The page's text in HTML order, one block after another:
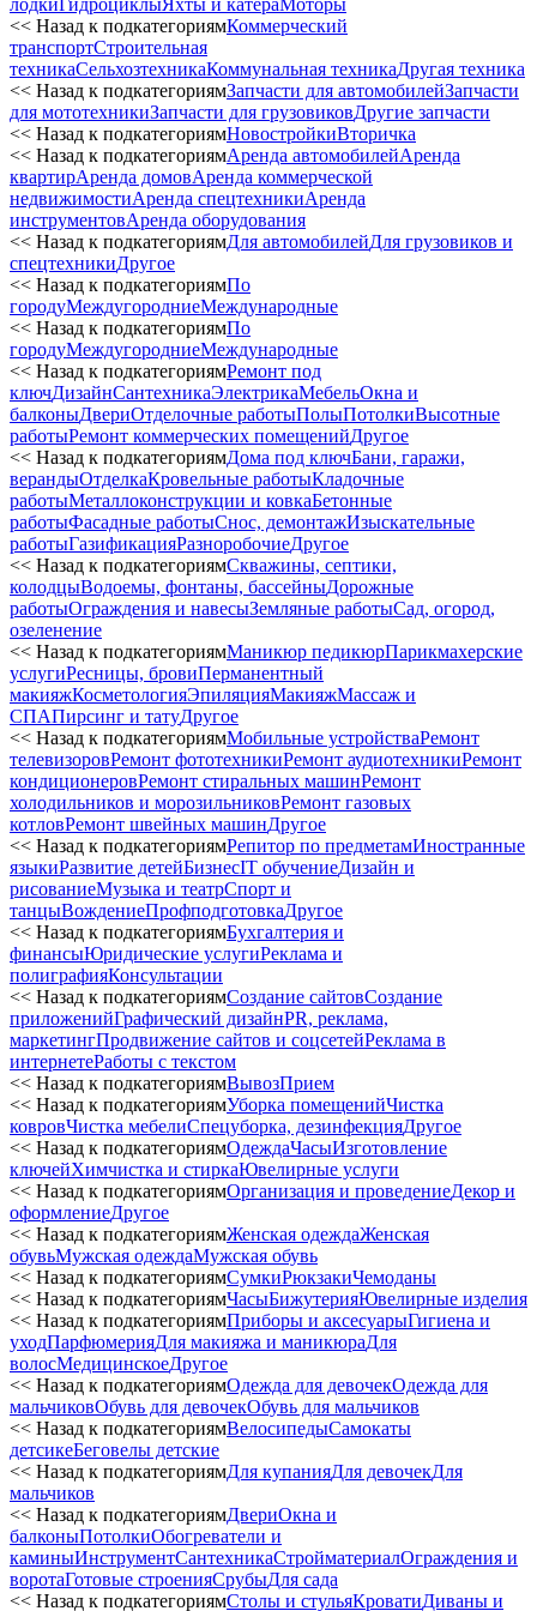
<< Назад к подкатегориямКоммерческий
транспортСтроительная
техникаСельхозтехникаКоммунальная техникаДругая техника
<< Назад к подкатегориямЗапчасти для автомобилейЗапчасти
для мототехникиЗапчасти для грузовиковДругие запчасти
<< Назад к подкатегориямНовостройкиВторичка
<< Назад к подкатегориямАренда автомобилейАренда
квартирАренда домовАренда коммерческой
недвижимостиАренда спецтехникиАренда
инструментовАренда оборудования
<< Назад к подкатегориямДля автомобилейДля грузовиков и
спецтехникиДругое
<< Назад к подкатегориямПо
городуМеждугородниеМеждународные
<< Назад к подкатегориямПо
городуМеждугородниеМеждународные
<< Назад к подкатегориямРемонт под
ключДизайнСантехникаЭлектрикаМебельОкна и
балконыДвериОтделочные работыПолыПотолкиВысотные
работыРемонт коммерческих помещенийДругое
<< Назад к подкатегориямДома под ключБани, гаражи,
верандыОтделкаКровельные работыКладочные
работыМеталлоконструкции и ковкаБетонные
работыФасадные работыСнос, демонтажИзыскательные
работыГазификацияРазноробочиеДругое
<< Назад к подкатегориямСкважины, септики,
колодцыВодоемы, фонтаны, бассейныДорожные
работыОграждения и навесыЗемляные работыСад, огород,
озеленение
<< Назад к подкатегориямМаникюр педикюрПарикмахерские
услугиРесницы, бровиПерманентный
макияжКосметологияЭпиляцияМакияжМассаж и
СПАПирсинг и татуДругое
<< Назад к подкатегориямМобильные устройстваРемонт
телевизоровРемонт фототехникиРемонт аудиотехникиРемонт
кондиционеровРемонт стиральных машинРемонт
холодильников и морозильниковРемонт газовых
котловРемонт швейных машинДругое
<< Назад к подкатегориямРепитор по предметамИностранные
языкиРазвитие детейБизнесIT обучениеДизайн и
рисованиеМузыка и театрСпорт и
танцыВождениеПрофподготовкаДругое
<< Назад к подкатегориямБухгалтерия и
финансыЮридические услугиРеклама и
полиграфияКонсультации
<< Назад к подкатегориямСоздание сайтовСоздание
приложенийГрафический дизайнPR, реклама,
маркетингПродвижение сайтов и соцсетейРеклама в
интернетеРаботы с текстом
<< Назад к подкатегориямВывозПрием
<< Назад к подкатегориямУборка помещенийЧистка
ковровЧистка мебелиСпецуборка, дезинфекцияДругое
<< Назад к подкатегориямОдеждаЧасыИзготовление
ключейХимчистка и стиркаЮвелирные услуги
<< Назад к подкатегориямОрганизация и проведениеДекор и
оформлениеДругое
<< Назад к подкатегориямЖенская одеждаЖенская
обувьМужская одеждаМужская обувь
<< Назад к подкатегориямСумкиРюкзакиЧемоданы
<< Назад к подкатегориямЧасыБижутерияЮвелирные изделия
<< Назад к подкатегориямПриборы и аксесуарыГигиена и
уходПарфюмерияДля макияжа и маникюраДля
волосМедицинскоеДругое
<< Назад к подкатегориямОдежда для девочекОдежда для
мальчиковОбувь для девочекОбувь для мальчиков
<< Назад к подкатегориямВелосипедыСамокаты
детсикеБеговелы детские
<< Назад к подкатегориямДля купанияДля девочекДля
мальчиков
<< Назад к подкатегориямДвериОкна и
балконыПотолкиОбогреватели и
каминыИнструментСантехникаСтройматериалОграждения и
воротаГотовые строенияСрубыДля сада
<< Назад к подкатегориямСтолы и стульяКроватиДиваны и